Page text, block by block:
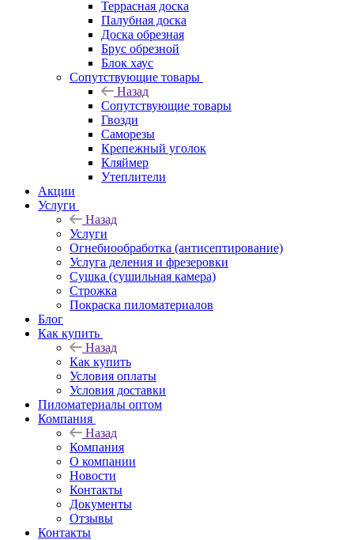
Террасная доска
Палубная доска
Доска обрезная
Брус обрезной
Блок хаус
Сопутствующие товары
Назад
Сопутствующие товары
Гвозди
Саморезы
Крепежный уголок
Кляймер
Утеплители
Акции
Услуги
Назад
Услуги
Огнебиообработка (антисептирование)
Услуга деления и фрезеровки
Сушка (сушильная камера)
Строжка
Покраска пиломатериалов
Блог
Как купить
Назад
Как купить
Условия оплаты
Условия доставки
Пиломатериалы оптом
Компания
Назад
Компания
О компании
Новости
Контакты
Документы
Отзывы
Контакты